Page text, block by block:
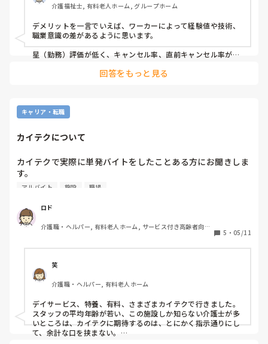
介護福祉士, 有料老人ホーム, グループホーム
デメリットを一言でいえば、ワーカーによって経験値や技術、
職業意識の差があるように思います。
星（勤務）評価が低く、キャンセル率、直前キャンセル率が他
また、リピーターではなく、その都度、初めてのワーカーの方
が来られたら、説明をすることで時間が取られます。受け入れ
てもらうか、どの程度の説明をするか・マニュアル等）
単発で来ていただいて、「この方なら安心して仕事を任せられ
る」と思われたら、限定公開や指名オファーを活用して、募集
回答をもっと見る
キャリア・転職
カイテクについて
カイテクで実際に単発バイトをしたことある方にお聞きしま
す。
カイテクを使って働いてみてここ良かったなと思う点とここ
アルバイト 施設 職場
ロド
介護職・ヘルパー, 有料老人ホーム, サービス付き高齢者向け
5 ・ 05/11
笑
介護職・ヘルパー, 有料老人ホーム
デイサービス、特養、有料、さまざまカイテクで行きました。
スタッフの平均年齢が若い、この施設しか知らない介護士が多
いところは、カイテクに期待するのは、とにかく指示通りにし
て、余計な口を挟まない。